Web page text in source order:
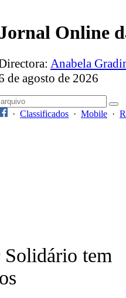
Online
Anabela
de agosto de 2026
· Classificados · Mobile ·
Solidário tem